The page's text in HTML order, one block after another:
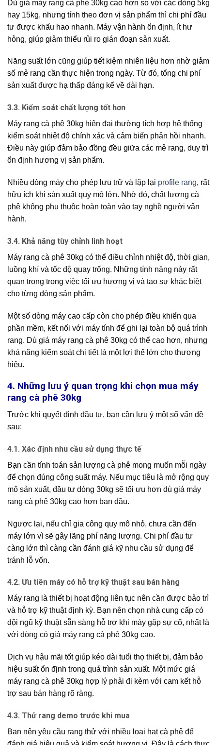
Dù giá máy rang cà phê 30kg cao hơn so với các dòng 5kg
hay 15kg, nhưng tính theo đơn vị sản phẩm thì chi phí đầu
tư được khấu hao nhanh. Máy vận hành ổn định, ít hư
hỏng, giúp giảm thiểu rủi ro gián đoạn sản xuất.
Năng suất lớn cũng giúp tiết kiệm nhiên liệu hơn nhờ giảm
số mẻ rang cần thực hiện trong ngày. Từ đó, tổng chi phí
sản xuất được hạ thấp đáng kể về dài hạn.
3.3. Kiểm soát chất lượng tốt hơn
Máy rang cà phê 30kg hiện đại thường tích hợp hệ thống
kiểm soát nhiệt độ chính xác và cảm biến phản hồi nhanh.
Điều này giúp đảm bảo đồng đều giữa các mẻ rang, duy trì
ổn định hương vị sản phẩm.
Nhiều dòng máy cho phép lưu trữ và lặp lại profile rang, rất
hữu ích khi sản xuất quy mô lớn. Nhờ đó, chất lượng cà
phê không phụ thuộc hoàn toàn vào tay nghề người vận
hành.
3.4. Khả năng tùy chỉnh linh hoạt
Máy rang cà phê 30kg có thể điều chỉnh nhiệt độ, thời gian,
luồng khí và tốc độ quay trống. Những tính năng này rất
quan trọng trong việc tối ưu hương vị và tạo sự khác biệt
cho từng dòng sản phẩm.
Một số dòng máy cao cấp còn cho phép điều khiển qua
phần mềm, kết nối với máy tính để ghi lại toàn bộ quá trình
rang. Dù giá máy rang cà phê 30kg có thể cao hơn, nhưng
khả năng kiểm soát chi tiết là một lợi thế lớn cho thương
hiệu.
4. Những lưu ý quan trọng khi chọn mua máy
rang cà phê 30kg
Trước khi quyết định đầu tư, bạn cần lưu ý một số vấn đề
sau:
4.1. Xác định nhu cầu sử dụng thực tế
Bạn cần tính toán sản lượng cà phê mong muốn mỗi ngày
để chọn đúng công suất máy. Nếu mục tiêu là mở rộng quy
mô sản xuất, đầu tư dòng 30kg sẽ tối ưu hơn dù giá máy
rang cà phê 30kg cao hơn ban đầu.
Ngược lại, nếu chỉ gia công quy mô nhỏ, chưa cần đến
máy lớn vì sẽ gây lãng phí năng lượng. Chi phí đầu tư
càng lớn thì càng cần đánh giá kỹ nhu cầu sử dụng để
tránh lỗ vốn.
4.2. Ưu tiên máy có hỗ trợ kỹ thuật sau bán hàng
Máy rang là thiết bị hoạt động liên tục nên cần được bảo trì
và hỗ trợ kỹ thuật định kỳ. Bạn nên chọn nhà cung cấp có
đội ngũ kỹ thuật sẵn sàng hỗ trợ khi máy gặp sự cố, nhất là
với dòng có giá máy rang cà phê 30kg cao.
Dịch vụ hậu mãi tốt giúp kéo dài tuổi thọ thiết bị, đảm bảo
hiệu suất ổn định trong quá trình sản xuất. Một mức giá
máy rang cà phê 30kg hợp lý phải đi kèm với cam kết hỗ
trợ sau bán hàng rõ ràng.
4.3. Thử rang demo trước khi mua
Bạn nên yêu cầu rang thử với nhiều loại hạt cà phê để